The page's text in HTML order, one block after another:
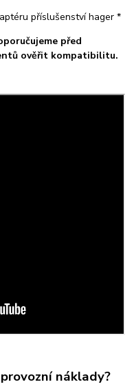
příslušenství hager *
před
ověřit kompatibilitu.
náklady?